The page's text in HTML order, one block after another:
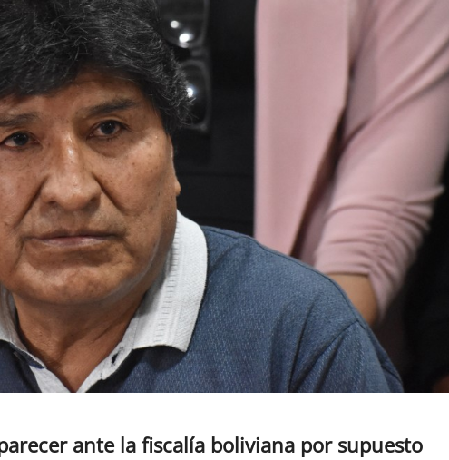
ante la fiscalía boliviana por supuesto